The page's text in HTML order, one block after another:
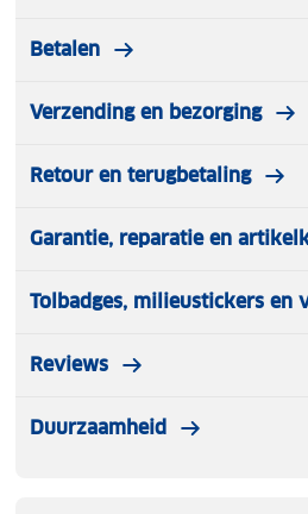
Betalen
Verzending en bezorging
Retour en terugbetaling
Garantie, reparatie en
Tolbadges, milieustickers en
Reviews
Duurzaamheid